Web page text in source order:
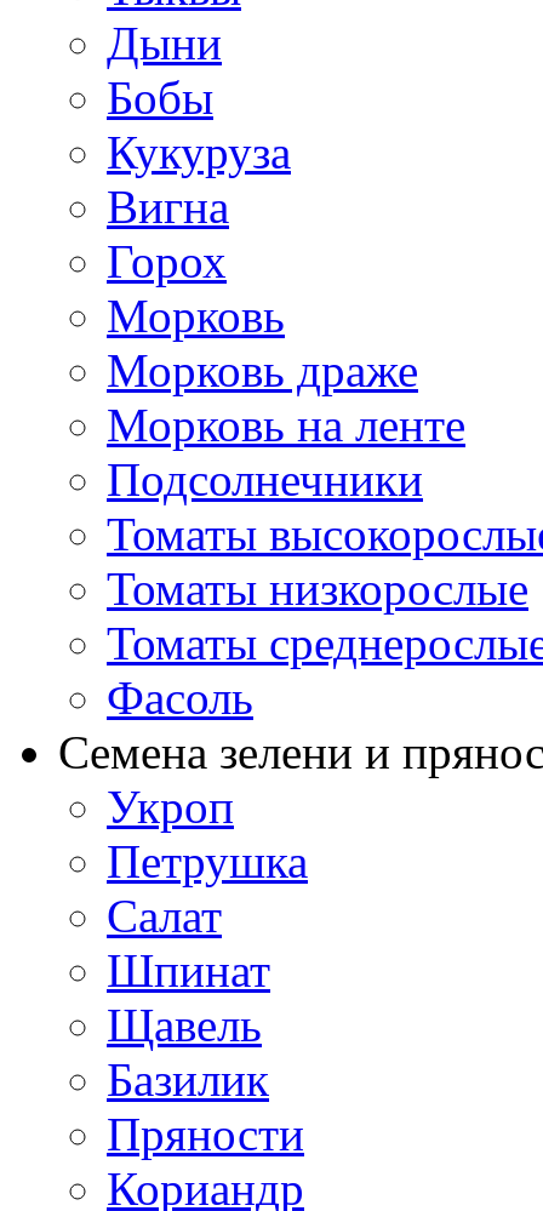
Дыни
Бобы
Кукуруза
Вигна
Горох
Морковь
Морковь драже
Морковь на ленте
Подсолнечники
Томаты
Томаты низкорослые
Томаты
Фасоль
Семена зелени и
Укроп
Петрушка
Салат
Шпинат
Щавель
Базилик
Пряности
Кориандр